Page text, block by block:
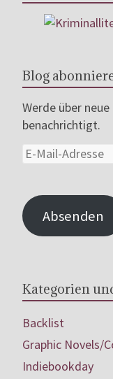
Blog
Werde über
benachrichtigt.
Absenden
Kategorien
Backlist
Graphic Novels/
Indiebookday